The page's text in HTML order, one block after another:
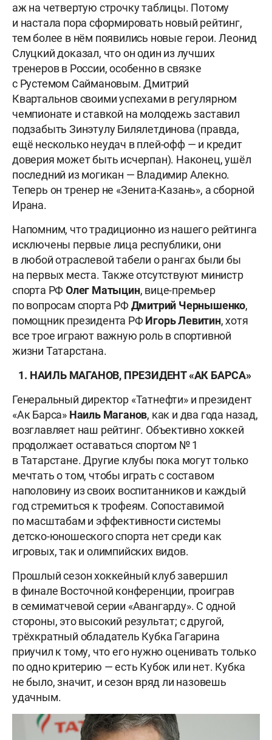
аж на четвертую строчку таблицы. Потому
и настала пора сформировать новый рейтинг,
тем более в нём появились новые герои. Леонид
Слуцкий доказал, что он один из лучших
тренеров в России, особенно в связке
с Рустемом Саймановым. Дмитрий
Квартальнов своими успехами в регулярном
чемпионате и ставкой на молодежь заставил
подзабыть Зинэтулу Билялетдинова (правда,
ещё несколько неудач в плей-офф — и кредит
доверия может быть исчерпан). Наконец, ушёл
последний из могикан — Владимир Алекно.
Теперь он тренер не «Зенита-Казань», а сборной
Ирана.
Напомним, что традиционно из нашего рейтинга
исключены первые лица республики, они
в любой отраслевой табели о рангах были бы
на первых места. Также отсутствуют министр
спорта РФОлег Матыцин, вице-премьер
по вопросам спорта РФДмитрий Чернышенко,
помощник президента РФИгорьЛевитин, хотя
все трое играют важную роль в спортивной
жизни Татарстана.
1. НАИЛЬ МАГАНОВ, ПРЕЗИДЕНТ «АК БАРСА»
Генеральный директор «Татнефти» и президент
«Ак Барса» Наиль Маганов, как и два года назад,
возглавляет наш рейтинг. Объективно хоккей
продолжает оставаться спортом № 1
в Татарстане. Другие клубы пока могут только
мечтать о том, чтобы играть с составом
наполовину из своих воспитанников и каждый
год стремиться к трофеям. Сопоставимой
по масштабам и эффективности системы
детско-юношеского спорта нет среди как
игровых, так и олимпийских видов.
Прошлый сезон хоккейный клуб завершил
в финале Восточной конференции, проиграв
в семиматчевой серии «Авангарду». С одной
стороны, это высокий результат; с другой,
трёхкратный обладатель Кубка Гагарина
приучил к тому, что его нужно оценивать только
по одно критерию — есть Кубок или нет. Кубка
не было, значит, и сезон вряд ли назовешь
удачным.